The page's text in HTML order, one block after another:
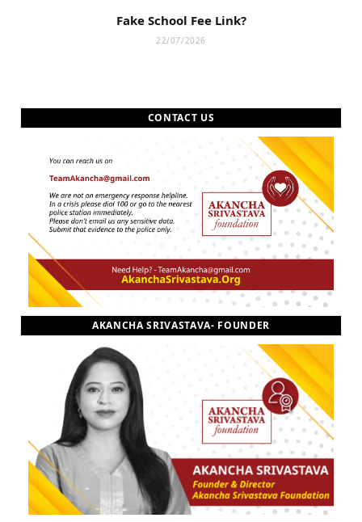
Fake School Fee Link?
22/07/2026
CONTACT US
AKANCHA SRIVASTAVA- FOUNDER